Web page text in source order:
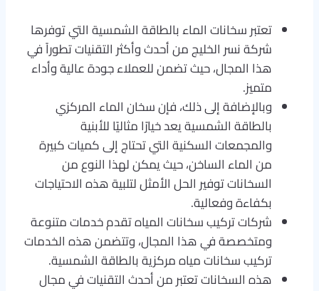
تعتبر سخانات الماء بالطاقة الشمسية التي توفرها
شركة نسر الخليج من أحدث وأكثر التقنيات تطوراً في
هذا المجال، حيث تضمن للعملاء جودة عالية وأداء
متميز.
وبالإضافة إلى ذلك، فإن سخان الماء المركزي
بالطاقة الشمسية يعد خيارًا مثاليًا للأبنية
والمجمعات السكنية التي تحتاج إلى كميات كبيرة
من الماء الساخن، حيث يمكن لهذا النوع من
السخانات توفير الحل الأمثل لتلبية هذه الاحتياجات
بكفاءة وفعالية.
شركات تركيب سخانات المياه تقدم خدمات متنوعة
ومتخصصة في هذا المجال، وتتضمن هذه الخدمات
تركيب سخانات مياه مركزية بالطاقة الشمسية.
هذه السخانات تعتبر من أحدث التقنيات في مجال